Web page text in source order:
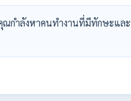
ณกำลังหาคนทำงานที่มีทักษะแล